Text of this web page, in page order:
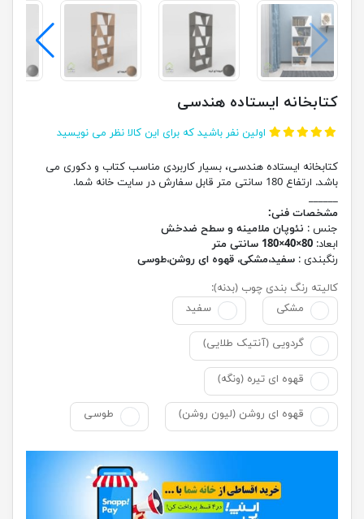
کتابخانه ایستاده هندسی
اولین نفر باشید که برای این کالا نظر می نویسید
کتابخانه ایستاده هندسی، بسیار کاربردی مناسب کتاب و دکوری می
باشد. ارتفاع 180 سانتی متر قابل سفارش در سایت خانه شما.
______
مشخصات فنی:
جنس : نئوپان ملامینه و سطح ضدخش
ابعاد: 80×40×180 سانتی متر
رنگبندی : سفید،مشکی، قهوه ای روشن،طوسی
کالیته رنگ بندی چوب (بدنه):
مشکی
سفید
گردویی (آنتیک طلایی)
قهوه ای تیره (ونگه)
قهوه ای روشن (لیون روشن) طوسی